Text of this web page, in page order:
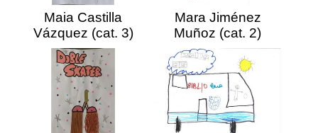
Maia Castilla
Vázquez (cat. 3)
Mara Jiménez
Muñoz (cat. 2)